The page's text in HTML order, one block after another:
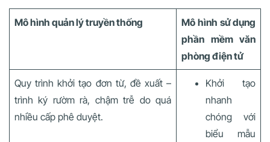
Mô hình quản lý truyền thống
Mô hình sử dụng
phần mềm văn
phòng điện tử
Quy trình khởi tạo đơn từ, đề xuất –
trình ký rườm rà, chậm trễ do quá
nhiều cấp phê duyệt.
Khởi tạo
nhanh
chóng với
biểu mẫu